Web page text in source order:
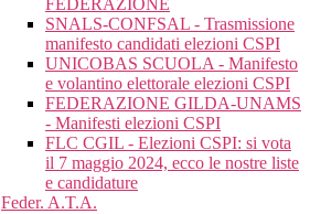
FEDERAZIONE
SNALS-CONFSAL - Trasmissione
manifesto candidati elezioni CSPI
UNICOBAS SCUOLA - Manifesto
e volantino elettorale elezioni CSPI
FEDERAZIONE GILDA-UNAMS
- Manifesti elezioni CSPI
FLC CGIL - Elezioni CSPI: si vota
il 7 maggio 2024, ecco le nostre liste
e candidature
Feder. A.T.A.